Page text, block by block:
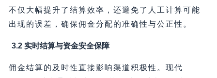
不仅大幅提升了结算效率，还避免了人工计算可能
出现的误差，确保佣金分配的准确性与公正性。
3.2 实时结算与资金安全保障
佣金结算的及时性直接影响渠道积极性。现代